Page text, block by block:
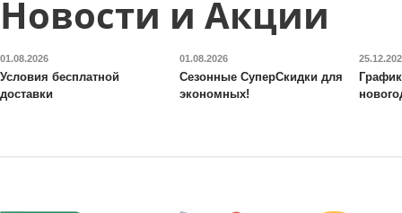
Новости и Акции
01.08.2026
Условия бесплатной
доставки
01.08.2026
Сезонные СуперСкидки для
экономных!